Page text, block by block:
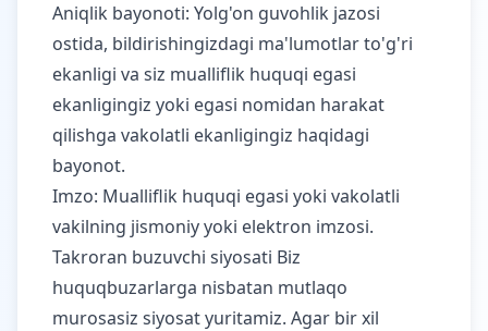
Aniqlik bayonoti: Yolg'on guvohlik jazosi
ostida, bildirishingizdagi ma'lumotlar to'g'ri
ekanligi va siz mualliflik huquqi egasi
ekanligingiz yoki egasi nomidan harakat
qilishga vakolatli ekanligingiz haqidagi
bayonot.
Imzo: Mualliflik huquqi egasi yoki vakolatli
vakilning jismoniy yoki elektron imzosi.
Takroran buzuvchi siyosati Biz
huquqbuzarlarga nisbatan mutlaqo
murosasiz siyosat yuritamiz. Agar bir xil